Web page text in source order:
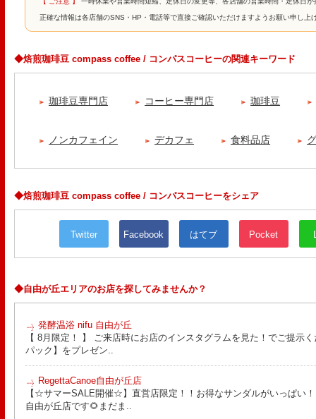
正確な情報は各店舗のSNS・HP・電話等で直接ご確認いただけますようお願い申し上
◆焙煎珈琲豆 compass coffee / コンパスコーヒーの関連キーワード
珈琲豆専門店 コーヒー専門店 珈琲豆
ノンカフェイン デカフェ 食料品店
◆焙煎珈琲豆 compass coffee / コンパスコーヒーをシェア
Twitter Facebook はてブ Pocket
◆自由が丘エリアのお店を探してみませんか？
発酵温浴 nifu 自由が丘
【 8月限定！ 】 ご来店時にお店のインスタグラムを見た！でご提示
パック】をプレゼン..
RegettaCanoe自由が丘店
【☆サマーSALE開催☆】直営店限定！！お得なサンダルがいっぱい
自由が丘店です🌻まだま..